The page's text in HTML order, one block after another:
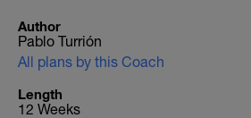
Author
Pablo Turrión
All plans by this Coach
Length
12 Weeks